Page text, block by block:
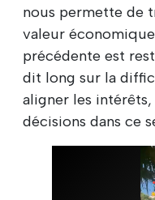
nous permette de
valeur
précédente est
dit long sur la
aligner les
décisions dans ce